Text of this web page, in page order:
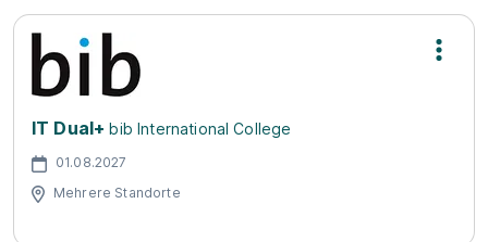
IT Dual+ bib International College
01.08.2027
Mehrere Standorte